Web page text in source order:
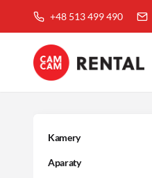
+48 513 499 490
Kamery
Aparaty